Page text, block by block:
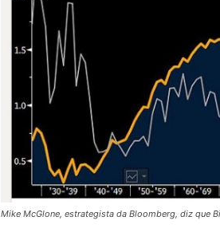
Mike McGlone, estrategista da Bloomberg, diz que